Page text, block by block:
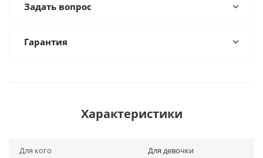
Задать вопрос
Гарантия
Характеристики
Для кого Для девочки